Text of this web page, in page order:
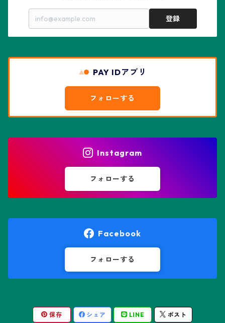
リザード・スキン兜
花園兜
エキノプシス属
エリオシケ属
オレオケレウス属
friedrichii LB 2178
キリンドロオプンチア属
センナ属
パキポディウム属
フェネストラリア属
プセウドリトス属
ユーフォルビア属
登録
PAY IDアプリ
フォローする
Instagram
フォローする
Facebook
フォローする
保存 シェア LINE ポスト